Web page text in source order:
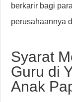
berkarir bagi
perusahaannya
Syarat
Guru di
Anak